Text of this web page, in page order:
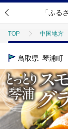
「ふる
TOP 中国地方
TOP
TOP 魚介類
TOP 加工食品
鳥取県 琴浦町